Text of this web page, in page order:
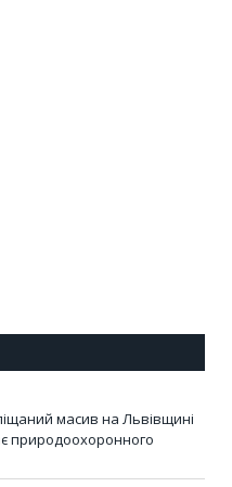
масив на Львівщині
природоохоронного